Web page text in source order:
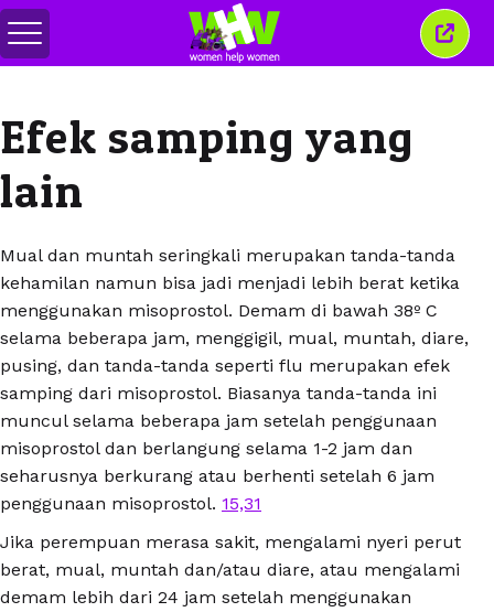
Alihkan
menu
Efek samping yang
lain
Mual dan muntah seringkali merupakan tanda-tanda
kehamilan namun bisa jadi menjadi lebih berat ketika
menggunakan misoprostol. Demam di bawah 38º C
selama beberapa jam, menggigil, mual, muntah, diare,
pusing, dan tanda-tanda seperti flu merupakan efek
samping dari misoprostol. Biasanya tanda-tanda ini
muncul selama beberapa jam setelah penggunaan
misoprostol dan berlangung selama 1-2 jam dan
seharusnya berkurang atau berhenti setelah 6 jam
penggunaan misoprostol. 15,31
Jika perempuan merasa sakit, mengalami nyeri perut
berat, mual, muntah dan/atau diare, atau mengalami
demam lebih dari 24 jam setelah menggunakan